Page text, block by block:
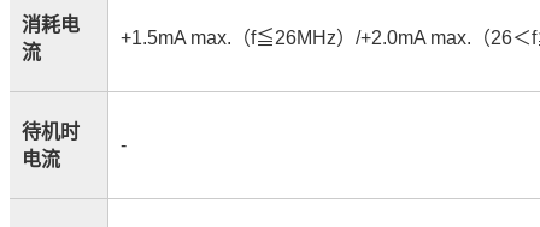
消耗电
流
+1.5mA max. （f≦26MHz） /+2.0mA max. （26＜f
待机时
电流
-